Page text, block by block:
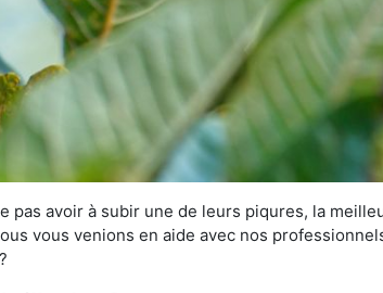
pas avoir à subir une de leurs piqures, la
vous venions en aide avec nos